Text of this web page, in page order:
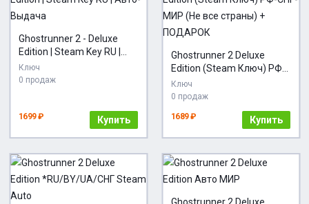
Ghostrunner 2 - Deluxe
Edition | Steam Key RU |
Авто-Выдача
Ключ
0 продаж
1699 ₽ Купить
Ghostrunner 2 Deluxe
Edition (Steam Ключ) РФ-
СНГ-МИР (Не все страны)
+ ПОДАРОК
Ключ
0 продаж
1689 ₽ Купить